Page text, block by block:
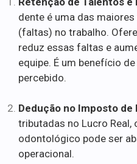
dente é uma das
(faltas) no trabalho.
reduz essas faltas e
equipe. É um benefício
percebido.
Dedução no Imposto de
tributadas no Lucro Real,
odontológico pode ser
operacional.